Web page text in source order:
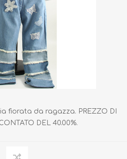
fiorata da ragazza. PREZZO DI
DEL 40.00%.